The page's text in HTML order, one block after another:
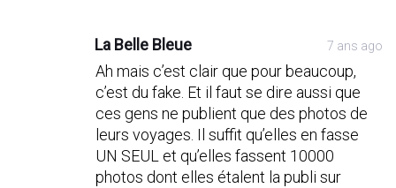
La Belle Bleue 7 ans ago
Ah mais c’est clair que pour beaucoup,
c’est du fake. Et il faut se dire aussi que
ces gens ne publient que des photos de
leurs voyages. Il suffit qu’elles en fasse
UN SEUL et qu’elles fassent 10000
photos dont elles étalent la publi sur